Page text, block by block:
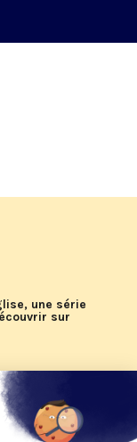
une série
sur
de KTO